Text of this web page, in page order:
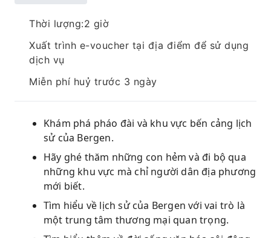
Thời lượng:2 giờ
Xuất trình e-voucher tại địa điểm để sử dụng
dịch vụ
Miễn phí huỷ trước 3 ngày
Khám phá pháo đài và khu vực bến cảng lịch
sử của Bergen.
Hãy ghé thăm những con hẻm và đi bộ qua
những khu vực mà chỉ người dân địa phương
mới biết.
Tìm hiểu về lịch sử của Bergen với vai trò là
một trung tâm thương mại quan trọng.